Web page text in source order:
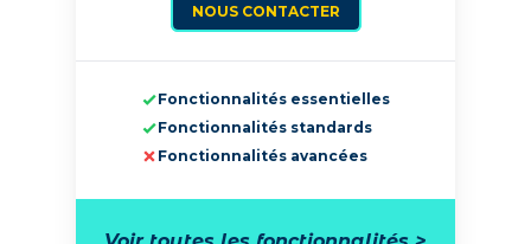
NOUS CONTACTER
Fonctionnalités essentielles
Fonctionnalités standards
Fonctionnalités avancées